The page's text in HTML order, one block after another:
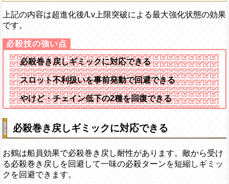
上記の内容は超進化後/Lv上限突破による最大強化状態の効果
です。
必殺巻き戻しギミックに対応できる
スロット不利扱いを事前発動で回避できる
やけど・チェイン低下の2種を回復できる
必殺巻き戻しギミックに対応できる
お鶴は船員効果で必殺巻き戻し耐性があります。敵から受け
る必殺巻き戻しを回避して一味の必殺ターンを短縮しギミッ
クを回避できます。